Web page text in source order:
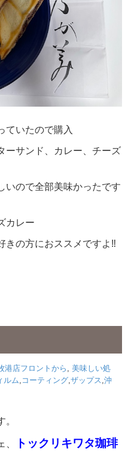
ていたので購入
ーサンド、カレー、チーズ
いので全部美味かったです
カレー
きの方におススメですよ‼
港店フロントから
美味しい処
ルム コーティング ザップス 沖
トックリキワタ珈琲